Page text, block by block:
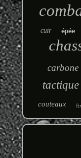
cuir épée
carbone
tactique
couteaux